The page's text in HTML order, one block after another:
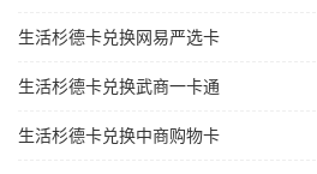
生活杉德卡兑换网易严选卡
生活杉德卡兑换武商一卡通
生活杉德卡兑换中商购物卡